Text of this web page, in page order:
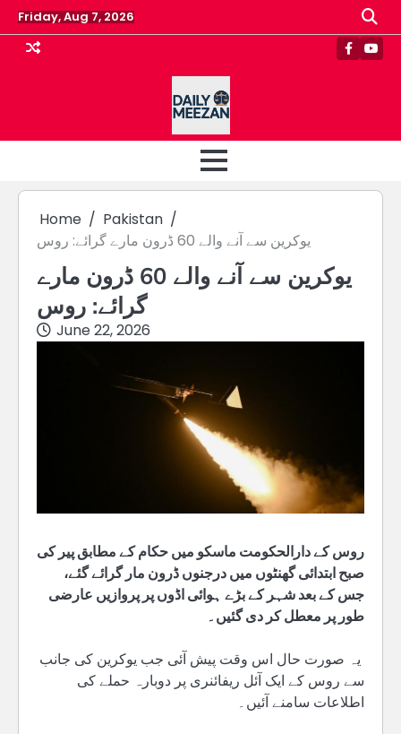
Skip
to
content
Friday, Aug 7, 2026
Home
Pakistan
یوکرین سے آنے والے 60 ڈرون مارے گرائے: روس
یوکرین سے آنے والے 60 ڈرون مارے
گرائے: روس
June 22, 2026
روس کے دارالحکومت ماسکو میں حکام کے مطابق پیر کی
صبح ابتدائی گھنٹوں میں درجنوں ڈرون مار گرائے گئے،
جس کے بعد شہر کے بڑے ہوائی اڈوں پر پروازیں عارضی
طور پر معطل کر دی گئیں۔
یہ صورت حال اس وقت پیش آئی جب یوکرین کی جانب
سے روس کے ایک آئل ریفائنری پر دوبارہ حملے کی
اطلاعات سامنے آئیں۔